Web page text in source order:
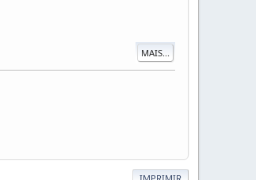
MAIS...
IMPRIMIR